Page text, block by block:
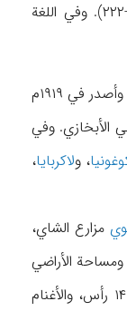
الحروف الجیورجیة محل الخط اللاتینیة في ۱۹۳۸م وظلّت حتی ۱۹۵۴م. ثم ما لبثت أن استعملت الحروف الهجائیة الروسیة ثانیة (آکینر، ۲۲۶-۲۲۲). وفي اللغة
مؤسس الأدب في تلک المنطقة. وقد نشر أول مجموعة شعریة له في ۱۹۱۲م، وأصدر في ۱۹۱۹م
الأبخازي. وفي
، ولاکربایا،
مزارع الشاي،
وقد بلغت محاصیل الشاي في ۱۹۷۵م ۶۳,۰۰۰ طن، ومساحة الأراضي
المزروعة بابخازیة في نفس السنة ۴۳,۰۰۰ هکتار. وفیها أیضاً مراکز لتربیة المواشي ومداجن للدجاج. وکان عدد الأبقار حتی أواخر عام ۱۹۷۵م ۱۴۱,۰۰۰ رأس، والأغنام